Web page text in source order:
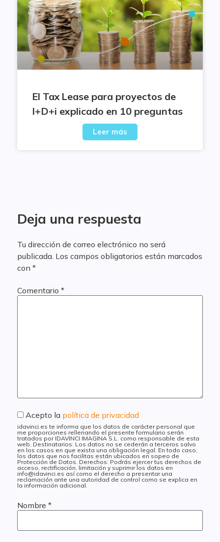
El Tax Lease para proyectos de
I+D+i explicado en 10 preguntas
Leer más
Deja una respuesta
Tu dirección de correo electrónico no será
publicada. Los campos obligatorios están marcados
con *
Comentario *
Acepto la política de privacidad
idavinci.es te informa que los datos de carácter personal que
me proporciones rellenando el presente formulario serán
tratados por IDAVINCI IMAGINA S.L. como responsable de esta
web. Destinatarios: Los datos no se cederán a terceros salvo
en los casos en que exista una obligación legal. En todo caso,
los datos que nos facilitas están ubicados en sopeo de
Protección de Datos. Derechos: Podrás ejercer tus derechos de
acceso, rectificación, limitación y suprimir los datos en
info@idavinci.es así como el derecho a presentar una
reclamación ante una autoridad de control como se explica en
la información adicional.
Nombre *